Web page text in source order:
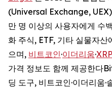
(Universal Exchange,
만 명 이상의 사용자에게 수
화 주식, ETF, 기타 실물자
으며, 비트코인·이더리움·XRP
가격 정보도 함께 제공한다
딩 도구, 비트코인·이더리움